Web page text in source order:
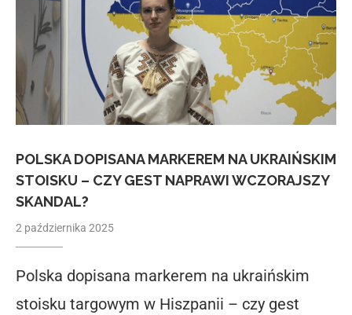
POLSKA DOPISANA MARKEREM NA UKRAIŃSKIM
STOISKU – CZY GEST NAPRAWI WCZORAJSZY
SKANDAL?
2 października 2025
Polska dopisana markerem na ukraińskim
stoisku targowym w Hiszpanii – czy gest